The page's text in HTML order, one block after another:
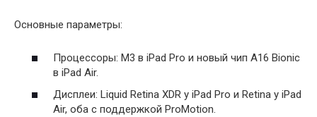
Основные параметры:
Процессоры: M3 в iPad Pro и новый чип A16 Bionic
в iPad Air.
Дисплеи: Liquid Retina XDR у iPad Pro и Retina у iPad
Air, оба с поддержкой ProMotion.